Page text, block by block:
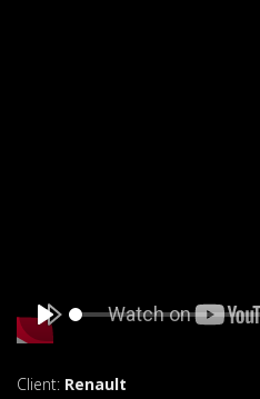
Play
Seek
Client: Renault